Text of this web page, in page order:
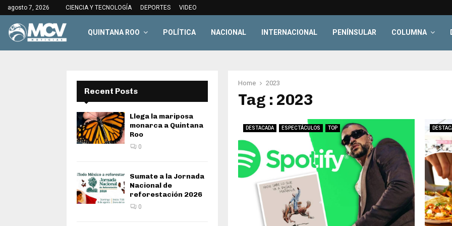
agosto 7, 2026 CIENCIA Y TECNOLOGÍA DEPORTES VIDEO
QUINTANA ROO POLÍTICA NACIONAL INTERNACIONAL PENÍNSULAR COLUMNA
Home 2023
Tag : 2023
DESTACADA ESPECTÁCULOS TOP
Recent Posts
Llega la mariposa
monarca a Quintana
Roo
0
Sumate a la Jornada
Nacional de
reforestación 2026
0